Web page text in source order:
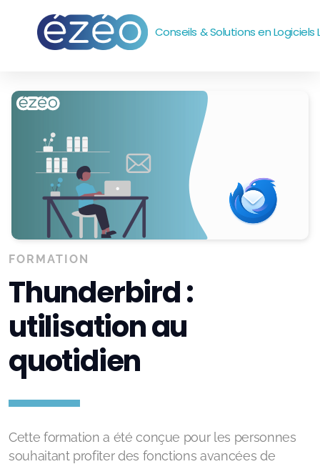
Conseils & Solutions en Logiciels
FORMATION
Thunderbird :
utilisation au
quotidien
Cette formation a été conçue pour les personnes
souhaitant profiter des fonctions avancées de
Accompagnement
Systèmes et réseaux
Formation - Nextcloud : utilisation au quotidien
Formation - Nextcloud : gestion de projets